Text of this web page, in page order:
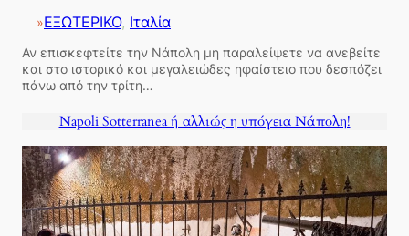
»ΕΞΩΤΕΡΙΚΟ, Ιταλία
Αν επισκεφτείτε την Νάπολη μη παραλείψετε να ανεβείτε
και στο ιστορικό και μεγαλειώδες ηφαίστειο που δεσπόζει
πάνω από την τρίτη…
Napoli Sotterranea ή αλλιώς η υπόγεια Νάπολη!